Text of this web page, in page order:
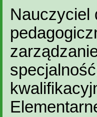
Nauczyciel